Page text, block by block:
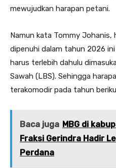
mewujudkan harapan petani.
Namun kata Tommy
dipenuhi dalam tahun 2026
harus terlebih dahulu
Sawah (LBS). Sehingga
terakomodir pada tahun
Baca juga MBG di
Fraksi Gerindra Hadir
Perdana